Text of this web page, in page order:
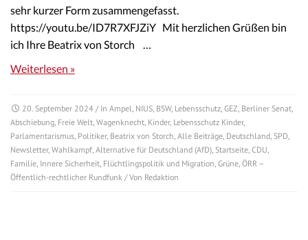
sehr kurzer Form zusammengefasst.
https://youtu.be/ID7R7XFJZiY Mit herzlichen Grüßen bin
ich Ihre Beatrix von Storch …
Weiterlesen »
20. September 2024 / In Ampel NIUS BSW, Lebensschutz GEZ Berliner Senat
Abschiebung Freie Welt Wagenknecht Kinder, Lebensschutz Kinder,
Parlamentarismus Politiker, Beatrix von Storch Alle Beiträge Deutschland SPD
Newsletter, Wahlkampf Alternative für Deutschland (AfD) Startseite CDU
Familie Innere Sicherheit Flüchtlingspolitik und Migration Grüne ÖRR –
Öffentlich-rechtlicher Rundfunk / Von Redaktion